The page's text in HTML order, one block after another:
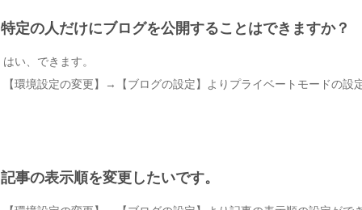
特定の人だけにブログを公開することはできますか？
はい、できます。
【環境設定の変更】→【ブログの設定】よりプライベートモードの設
記事の表示順を変更したいです。